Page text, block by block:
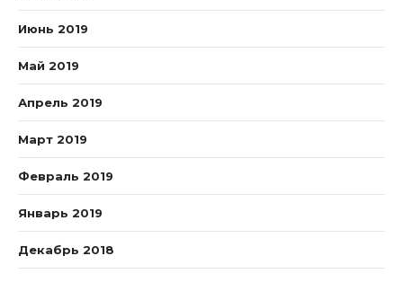
Июнь 2019
Май 2019
Апрель 2019
Март 2019
Февраль 2019
Январь 2019
Декабрь 2018